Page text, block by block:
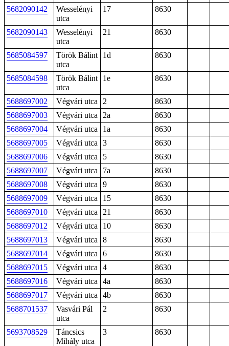
5682090142
Wesselényi
utca
17 8630
5682090143
Wesselényi
utca
21 8630
5685084597
Török Bálint
utca
1d 8630
5685084598
Török Bálint
utca
1e 8630
5688697002 Végvári utca 2
8630
5688697003
Végvári utca 2a
8630
5688697004
Végvári utca 1a
8630
5688697005
Végvári utca 3
8630
5688697006
Végvári utca 5
8630
5688697007
Végvári utca 7a
8630
5688697008
Végvári utca 9
8630
5688697009
Végvári utca 15
8630
5688697010
Végvári utca 21
8630
5688697012
Végvári utca 10
8630
5688697013
Végvári utca 8
8630
5688697014
Végvári utca 6
8630
5688697015
Végvári utca 4
8630
5688697016
Végvári utca 4a
8630
5688697017
Végvári utca 4b
8630
5688701537
Vasvári Pál
utca
2 8630
5693708529
Táncsics
Mihály utca
3 8630